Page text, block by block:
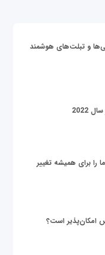
و تبلت‌های هوشمند
را برای همیشه تغییر
امکان‌پذیر است؟